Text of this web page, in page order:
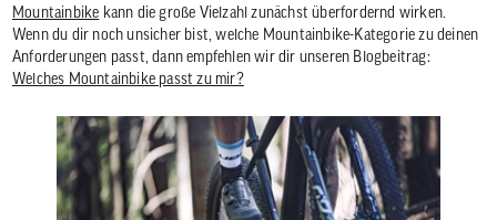
Mountainbike kann die große Vielzahl zunächst überfordernd wirken.
Wenn du dir noch unsicher bist, welche Mountainbike-Kategorie zu deinen
Anforderungen passt, dann empfehlen wir dir unseren Blogbeitrag:
Welches Mountainbike passt zu mir?